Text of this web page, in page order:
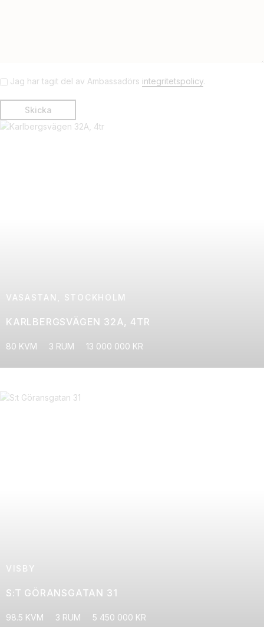
Jag har tagit del av Ambassadörs integritetspolicy.
VASASTAN, STOCKHOLM
KARLBERGSVÄGEN 32A, 4TR
80 KVM 3 RUM 13 000 000 KR
VISBY
S:T GÖRANSGATAN 31
98.5 KVM 3 RUM 5 450 000 KR